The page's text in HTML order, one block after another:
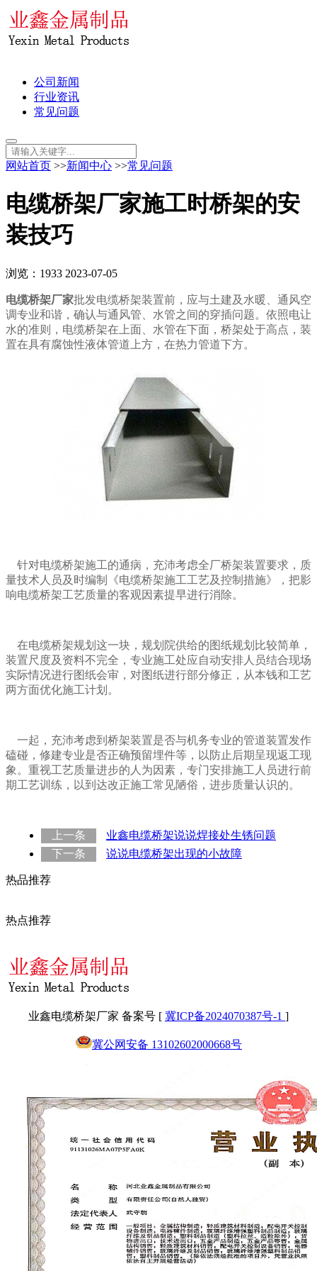
公司新闻
行业资讯
常见问题
网站首页 >>新闻中心 >>常见问题
电缆桥架厂家施工时桥架的安
装技巧
浏览：1933 2023-07-05
电缆桥架厂家批发电缆桥架装置前，应与土建及水暖、通风空
调专业和谐，确认与通风管、水管之间的穿插问题。依照电让
水的准则，电缆桥架在上面、水管在下面，桥架处于高点，装
置在具有腐蚀性液体管道上方，在热力管道下方。
针对电缆桥架施工的通病，充沛考虑全厂桥架装置要求，质
量技术人员及时编制《电缆桥架施工工艺及控制措施》，把影
响电缆桥架工艺质量的客观因素提早进行消除。
在电缆桥架规划这一块，规划院供给的图纸规划比较简单，
装置尺度及资料不完全，专业施工处应自动安排人员结合现场
实际情况进行图纸会审，对图纸进行部分修正，从本钱和工艺
两方面优化施工计划。
一起，充沛考虑到桥架装置是否与机务专业的管道装置发作
磕碰，修建专业是否正确预留埋件等，以防止后期呈现返工现
象。重视工艺质量进步的人为因素，专门安排施工人员进行前
期工艺训练，以到达改正施工常见陋俗，进步质量认识的。
上一条
业鑫电缆桥架说说焊接处生锈问题
下一条
说说电缆桥架出现的小故障
热品推荐
热点推荐
业鑫电缆桥架厂家 备案号 [ 冀ICP备2024070387号-1 ]
冀公网安备 13102602000668号